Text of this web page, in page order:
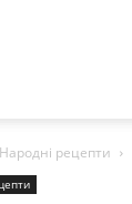
Народні рецепти